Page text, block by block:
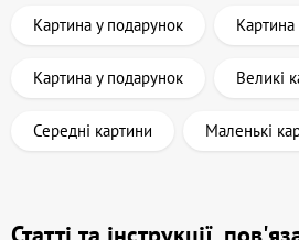
Картина у подарунок
Картина у подарунок Великі
Середні картини Маленькі